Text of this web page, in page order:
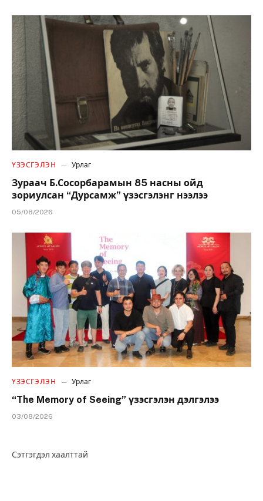
ҮЗЭСГЭЛЭН Урлаг
Зураач Б.Сосорбарамын 85 насны ойд
зориулсан “Дурсамж” үзэсгэлэнг нээлээ
05/08/2026
ҮЗЭСГЭЛЭН Урлаг
“The Memory of Seeing” үзэсгэлэн дэлгэлээ
03/08/2026
Сэтгэгдэл хаалттай